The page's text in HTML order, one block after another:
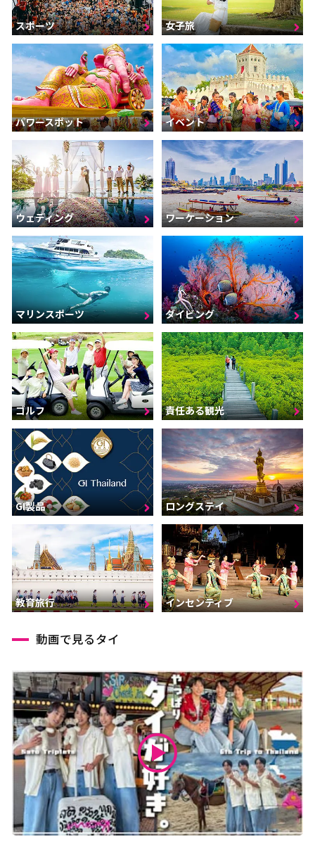
スポーツ 女子旅
パワースポット イベント
ウェディング ワーケーション
マリンスポーツ ダイビング
ゴルフ 責任ある観光
GI製品 ロングステイ
教育旅行 インセンティブ
動画で見るタイ